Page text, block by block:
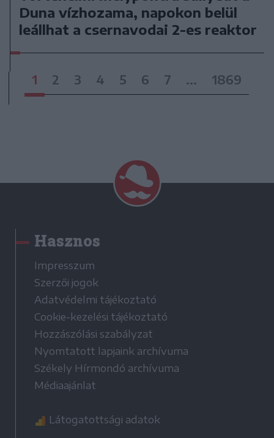
Duna vízhozama, napokon belül
leállhat a csernavodai 2-es reaktor
1 2 3 4 5 6 7 ... 1869
Hasznos
Impresszum
Szerzői jogok
Adatvédelmi tájékoztató
Cookie-kezelési tájékoztató
Hozzászólási szabályzat
Nyomtatott lapjaink archívuma
Székely Hírmondó archívuma
Médiaajánlat
Látogatottsági adatok